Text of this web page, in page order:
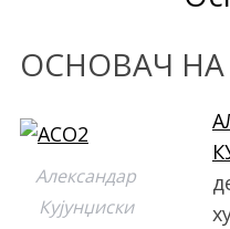
ОСНОВАЧ
Александар
Кујунџиски